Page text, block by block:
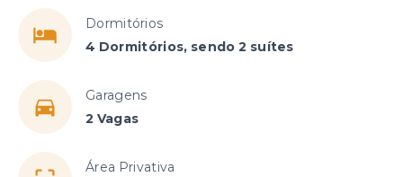
Dormitórios
4 Dormitórios, sendo 2 suítes
Garagens
2 Vagas
Área Privativa